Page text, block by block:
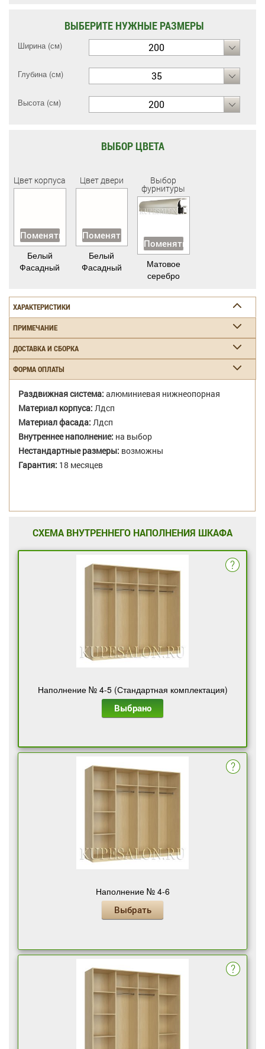
ВЫБЕРИТЕ НУЖНЫЕ РАЗМЕРЫ
Ширина (см) 200
Глубина (см) 35
Высота (см) 200
ВЫБОР ЦВЕТА
Цвет корпуса
Поменять
Белый
Фасадный
Цвет двери
Поменять
Белый
Фасадный
Выбор
фурнитуры
Поменять
Матовое
серебро
ХАРАКТЕРИСТИКИ
ПРИМЕЧАНИЕ
ДОСТАВКА И СБОРКА
ФОРМА ОПЛАТЫ
Раздвижная система: алюминиевая нижнеопорная
Материал корпуса: Лдсп
Материал фасада: Лдсп
Внутреннее наполнение: на выбор
Нестандартные размеры: возможны
Гарантия: 18 месяцев
СХЕМА ВНУТРЕННЕГО НАПОЛНЕНИЯ ШКАФА
Наполнение № 4-5 (Стандартная комплектация)
Выбрано
Наполнение № 4-6
Выбрать